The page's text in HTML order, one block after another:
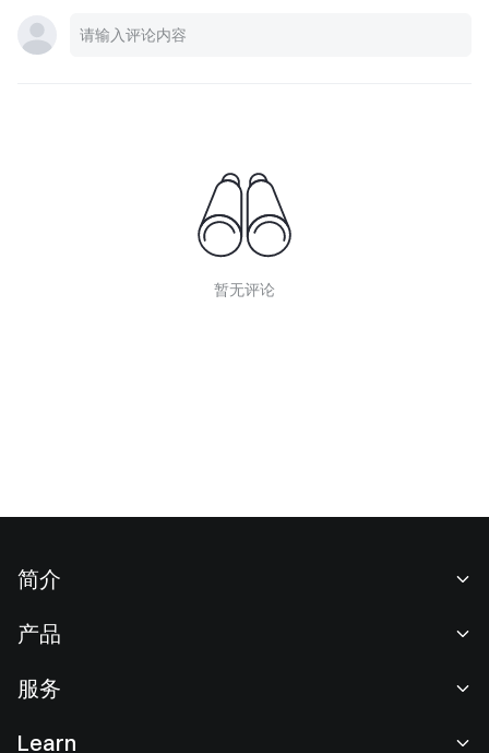
暂无评论
简介
新闻中心
产品
现货交易
服务
Learn